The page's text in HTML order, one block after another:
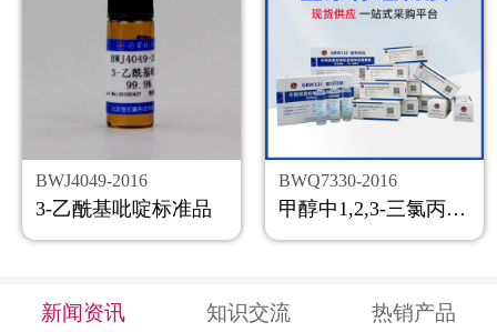
BWJ4049-2016
3-乙酰基吡啶标准品
BWQ7330-2016
甲醇中1,2,3-三氯丙烷溶液标准物质
新闻资讯 知识交流 热销产品